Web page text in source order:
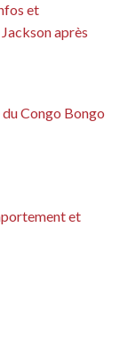
et
après
Congo Bongo
et